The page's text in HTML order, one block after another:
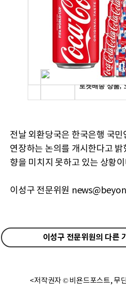
전날 외환당국은 한국은행 국
연장하는 논의를 개시한다고
향을 미치지 못하고 있는 상황
이성구 전문위원
이성구 전문위원의 다른
<저작권자 © 비욘드포스트, 무